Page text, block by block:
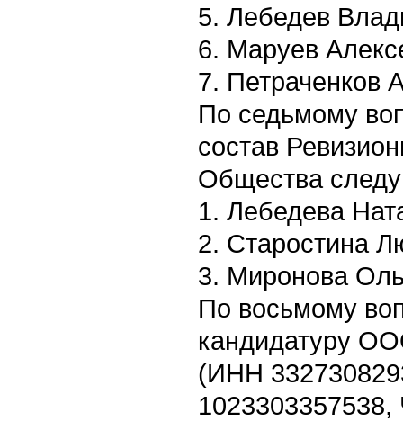
5. Лебедев
6. Маруев
7. Петраченков
По седьмому
состав
Общества
1. Лебедева
2. Старостина
3. Миронова
По восьмому
кандидатуру
(ИНН
1023303357538,